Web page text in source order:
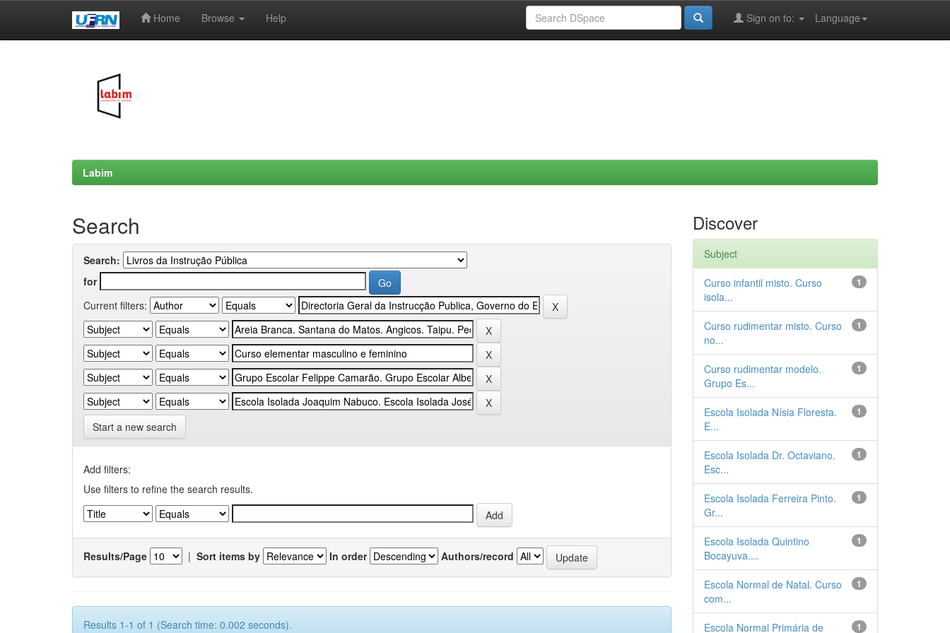
Home Browse Help Language
Sign on to:
Labim
Search
Search:
for
Current filters:
Start a new search
Add filters:
Use filters to refine the search results.
Results/Page | Sort items by In order Authors/record
Results 1-1 of 1 (Search time: 0.002 seconds).
Discover
Subject
1
Curso infantil misto. Curso
isola...
1
Curso rudimentar misto. Curso
no...
1
Curso rudimentar modelo.
Grupo Es...
1
Escola Isolada Nísia Floresta.
E...
1
Escola Isolada Dr. Octaviano.
Esc...
1
Escola Isolada Ferreira Pinto.
Gr...
1
Escola Isolada Quintino
Bocayuva....
1
Escola Normal de Natal. Curso
com...
1
Escola Normal Primária de